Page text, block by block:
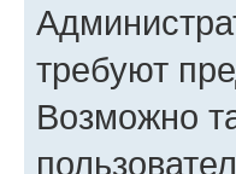
требуют
Возможно